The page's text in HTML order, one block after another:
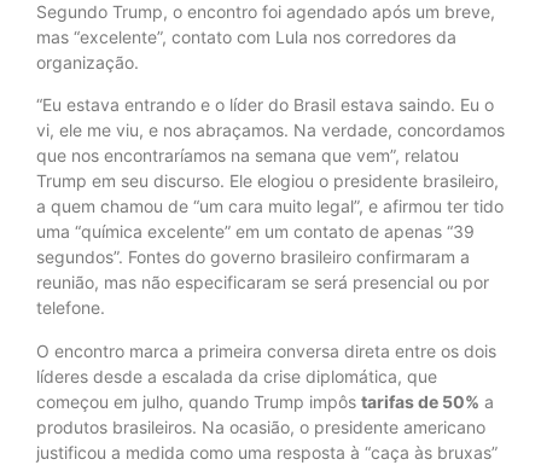
Segundo Trump, o encontro foi agendado após um breve,
mas “excelente”, contato com Lula nos corredores da
organização.
“Eu estava entrando e o líder do Brasil estava saindo. Eu o
vi, ele me viu, e nos abraçamos. Na verdade, concordamos
que nos encontraríamos na semana que vem”, relatou
Trump em seu discurso. Ele elogiou o presidente brasileiro,
a quem chamou de “um cara muito legal”, e afirmou ter tido
uma “química excelente” em um contato de apenas “39
segundos”. Fontes do governo brasileiro confirmaram a
reunião, mas não especificaram se será presencial ou por
telefone.
O encontro marca a primeira conversa direta entre os dois
líderes desde a escalada da crise diplomática, que
começou em julho, quando Trump impôs tarifas de 50% a
produtos brasileiros. Na ocasião, o presidente americano
justificou a medida como uma resposta à “caça às bruxas”